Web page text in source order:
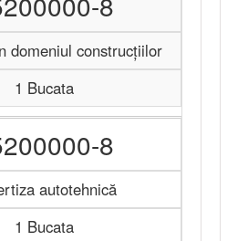
domeniul construcțiilor
1 Bucata
8
autotehnică
1 Bucata